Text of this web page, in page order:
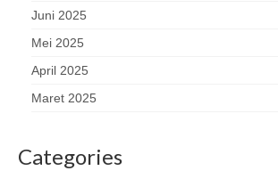
Juni 2025
Mei 2025
April 2025
Maret 2025
Categories